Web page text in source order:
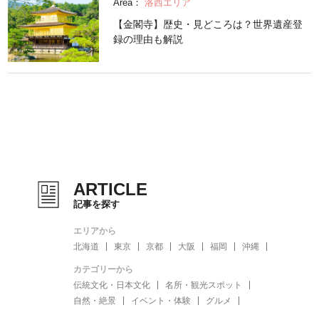
Area： 洛西エリア
【金閣寺】歴史・見どころは？世界遺産登
録の理由も解説
ARTICLE
記事を探す
エリアから
北海道
東京 京都 大阪 福岡 沖縄
カテゴリーから
伝統文化・日本文化
名所・観光スポット
自然・絶景
イベント・体験
グルメ